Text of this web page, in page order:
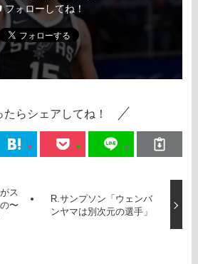
フォローしてね！
たらシェアしてね！
ス
〜
R.サンプソン「ウェンバ
ンヤマは別次元の選手」